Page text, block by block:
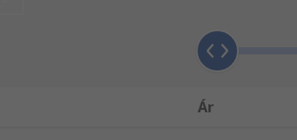
mérnököktől kapják.
100 000 dokumentum biztosítja az
adataikat és a vonatkozó tanácsokat.
mennyiséget, és a
Ár